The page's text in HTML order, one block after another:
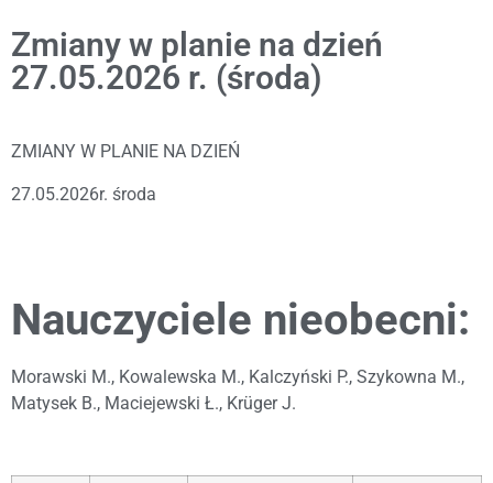
Zmiany w planie na dzień
27.05.2026 r. (środa)
ZMIANY W PLANIE NA DZIEŃ
27.05.2026r. środa
Nauczyciele nieobecni:
Morawski M., Kowalewska M., Kalczyński P., Szykowna M.,
Matysek B., Maciejewski Ł., Krüger J.